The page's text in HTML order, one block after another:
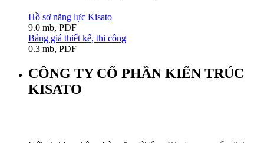
Hồ sơ năng lực Kisato
9.0 mb, PDF
Bảng giá thiết kế, thi công
0.3 mb, PDF
CÔNG TY CỔ PHẦN KIẾN TRÚC
KISATO